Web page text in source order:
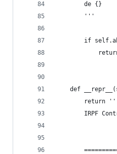
        de {}
        '''
if
def
return
IRPF